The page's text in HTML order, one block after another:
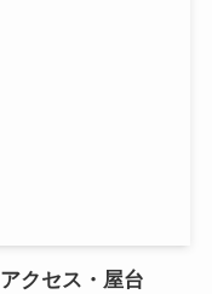
クセス・屋台